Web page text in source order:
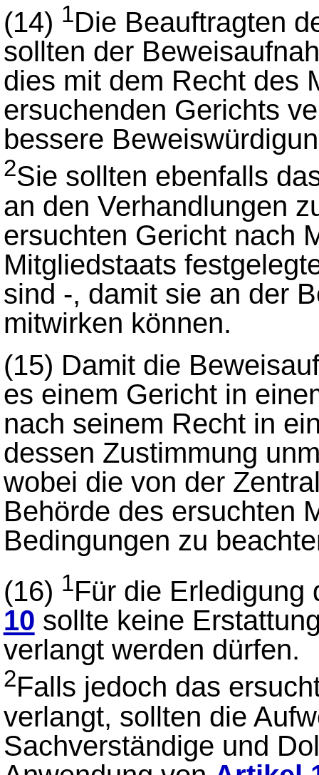
(14) 1Die Beauftragten
sollten der
dies mit dem Recht des
ersuchenden Gerichts
bessere
2Sie sollten ebenfalls
an den Verhandlungen
ersuchten Gericht nach
Mitgliedstaats
sind -, damit sie an der
mitwirken können.
(15) Damit die
es einem Gericht in
nach seinem Recht in
dessen Zustimmung
wobei die von der
Behörde des ersuchten
Bedingungen zu
(16) 1Für die
10 sollte keine
verlangt werden dürfen.
2Falls jedoch das
verlangt, sollten die
Sachverständige und